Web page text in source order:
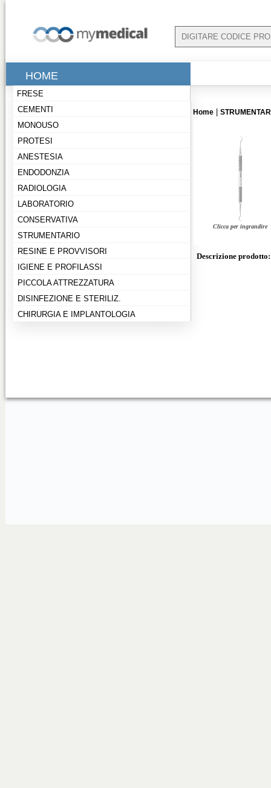
HOME
FRESE
CEMENTI
MONOUSO
PROTESI
ANESTESIA
ENDODONZIA
RADIOLOGIA
LABORATORIO
CONSERVATIVA
STRUMENTARIO
RESINE E PROVVISORI
IGIENE E PROFILASSI
PICCOLA ATTREZZATURA
DISINFEZIONE E STERILIZ.
CHIRURGIA E IMPLANTOLOGIA
Home
Clicca per ingrandire
Descrizione prodotto: